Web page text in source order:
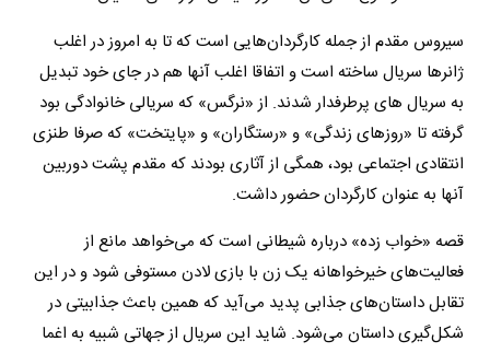
سیروس مقدم از جمله کارگردان‌هایی است که تا به امروز در اغلب
ژانرها سریال‌ ساخته است و اتفاقا اغلب آنها هم در جای خود تبدیل
به سریال های پرطرفدار شدند. از «نرگس» که سریالی خانوادگی بود
گرفته تا «روزهای زندگی» و «رستگاران» و «پایتخت» که صرفا طنزی
انتقادی اجتماعی بود، همگی از آثاری بودند که مقدم پشت دوربین
آنها به عنوان کارگردان حضور داشت.
قصه «خواب زده» درباره شیطانی است که می‌خواهد مانع از
فعالیت‌های خیرخواهانه یک زن با بازی لادن مستوفی شود و در این
تقابل داستان‌های جذابی پدید می‌آید که همین باعث جذابیتی در
شکل‌گیری داستان می‌شود. شاید این سریال از جهاتی شبیه به اغما